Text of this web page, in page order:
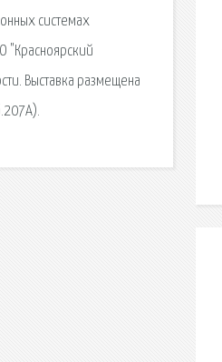
системах
"Красноярский
Выставка размещена